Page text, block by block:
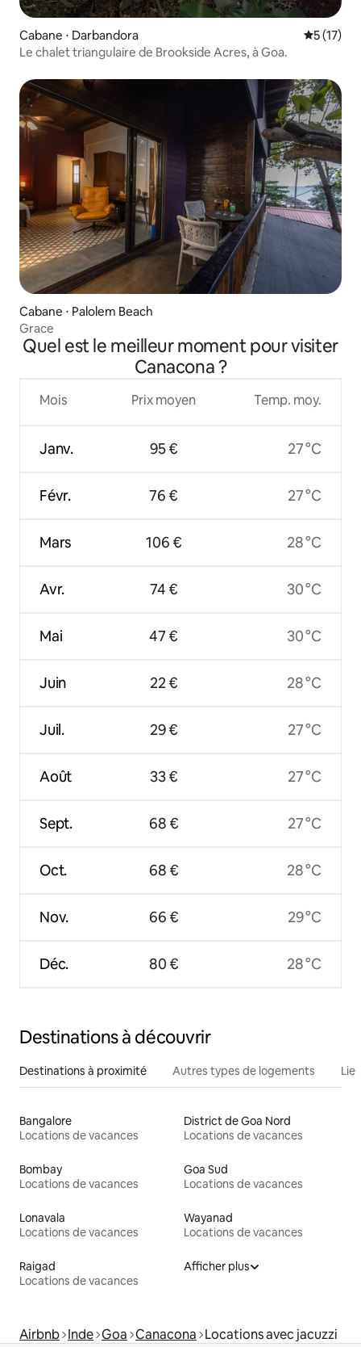
Cabane ⋅ Darbandora
5 (17)
Le chalet triangulaire de Brookside Acres, à Goa.
Cabane ⋅ Palolem Beach
Grace
Quel est le meilleur moment pour visiter
Canacona ?
Mois
Janv.
Févr.
Mars
Avr.
Mai
Juin
Juil.
Août
Sept.
Oct.
Nov.
Déc.
Prix moyen
95 €
76 €
106 €
74 €
47 €
22 €
29 €
33 €
68 €
68 €
66 €
80 €
Temp. moy.
27 °C
27 °C
28 °C
30 °C
30 °C
28 °C
27 °C
27 °C
27 °C
28 °C
29 °C
28 °C
Destinations à découvrir
Destinations à proximité Autres types de logements
Bangalore
Locations de vacances
District de Goa Nord
Locations de vacances
Bombay
Locations de vacances
Goa Sud
Locations de vacances
Lonavala
Locations de vacances
Wayanad
Locations de vacances
Raigad
Locations de vacances
Afficher plus
Airbnb Inde Goa Canacona Locations avec jacuzzi